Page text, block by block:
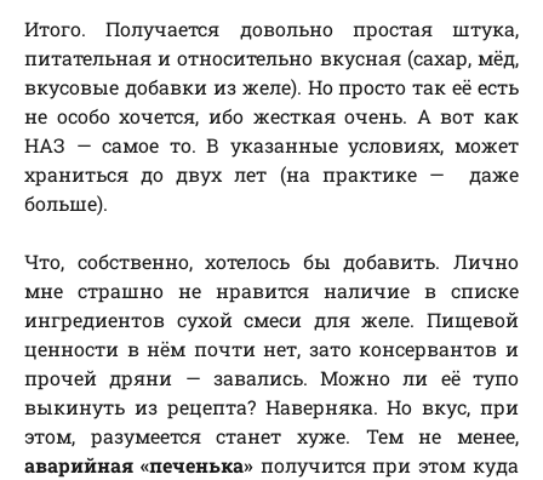
Итого. Получается довольно простая штука,
питательная и относительно вкусная (сахар, мёд,
вкусовые добавки из желе). Но просто так её есть
не особо хочется, ибо жесткая очень. А вот как
НАЗ — самое то. В указанные условиях, может
храниться до двух лет (на практике — даже
больше).
Что, собственно, хотелось бы добавить. Лично
мне страшно не нравится наличие в списке
ингредиентов сухой смеси для желе. Пищевой
ценности в нём почти нет, зато консервантов и
прочей дряни — завались. Можно ли её тупо
выкинуть из рецепта? Наверняка. Но вкус, при
этом, разумеется станет хуже. Тем не менее,
аварийная «печенька»получится при этом куда